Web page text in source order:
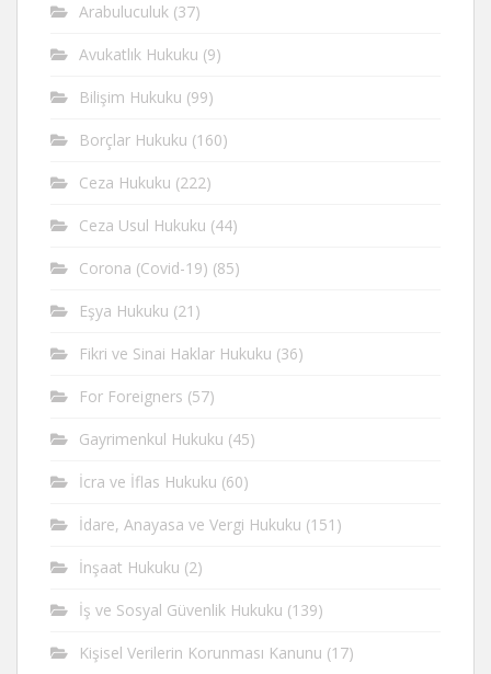
Arabuluculuk (37)
Avukatlık Hukuku (9)
Bilişim Hukuku (99)
Borçlar Hukuku (160)
Ceza Hukuku (222)
Ceza Usul Hukuku (44)
Corona (Covid-19) (85)
Eşya Hukuku (21)
Fikri ve Sinai Haklar Hukuku (36)
For Foreigners (57)
Gayrimenkul Hukuku (45)
İcra ve İflas Hukuku (60)
İdare, Anayasa ve Vergi Hukuku (151)
İnşaat Hukuku (2)
İş ve Sosyal Güvenlik Hukuku (139)
Kişisel Verilerin Korunması Kanunu (17)